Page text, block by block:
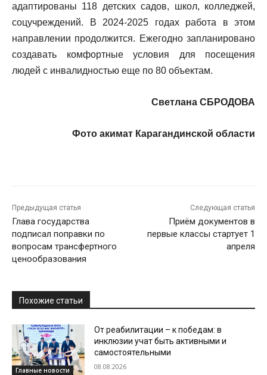
адаптированы 118 детских садов, школ, колледжей,
соцучреждений. В 2024-2025 годах работа в этом
направлении продолжится. Ежегодно запланировано
создавать комфортные условия для посещения
людей с инвалидностью еще по 80 объектам.
Светлана СБРОДОВА
Фото акимат Карагандинской области
Предыдущая статья
Глава государства
подписал поправки по
вопросам трансфертного
ценообразования
Следующая статья
Приём документов в
первые классы стартует 1
апреля
Похожие статьи
Главные новости
От реабилитации – к победам: в
инклюзии учат быть активными и
самостоятельными
08.08.2026